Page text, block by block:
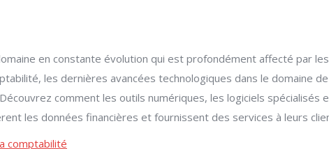
en constante évolution qui est profondément affecté par
les dernières avancées technologiques dans le domaine
comment les outils numériques, les logiciels
les données financières et fournissent des services à leurs
comptabilité